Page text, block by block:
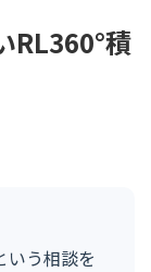
RL360°積
いう相談を